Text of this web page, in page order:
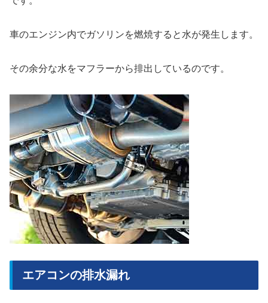
車のエンジン内でガソリンを燃焼すると水が発生します。
その余分な水をマフラーから排出しているのです。
エアコンの排水漏れ